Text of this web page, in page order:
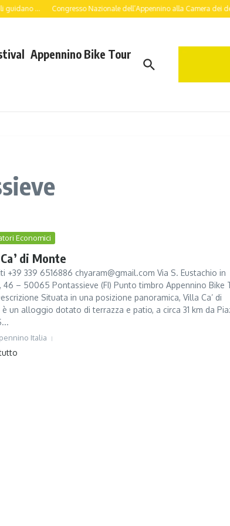
... Congresso Nazionale dell’Appennino alla Camera dei
Appennino Bike Tour
Economici
di Monte
+39 339 6516886 chyaram@gmail.com Via S. Eustachio in
46 – 50065 Pontassieve (FI) Punto timbro Appennino Bike
Situata in una posizione panoramica, Villa Ca’ di
un alloggio dotato di terrazza e patio, a circa 31 km da
Italia